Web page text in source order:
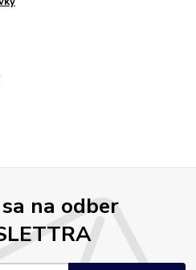
na odber